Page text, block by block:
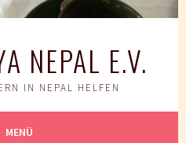
NEPAL E.V.
IN NEPAL HELFEN
MENÜ